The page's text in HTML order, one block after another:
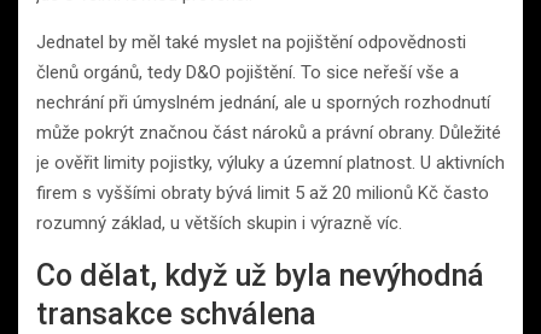
Jednatel by měl také myslet na pojištění odpovědnosti
členů orgánů, tedy D&O pojištění. To sice neřeší vše a
nechrání při úmyslném jednání, ale u sporných rozhodnutí
může pokrýt značnou část nároků a právní obrany. Důležité
je ověřit limity pojistky, výluky a územní platnost. U aktivních
firem s vyššími obraty bývá limit 5 až 20 milionů Kč často
rozumný základ, u větších skupin i výrazně víc.
Co dělat, když už byla nevýhodná
transakce schválena